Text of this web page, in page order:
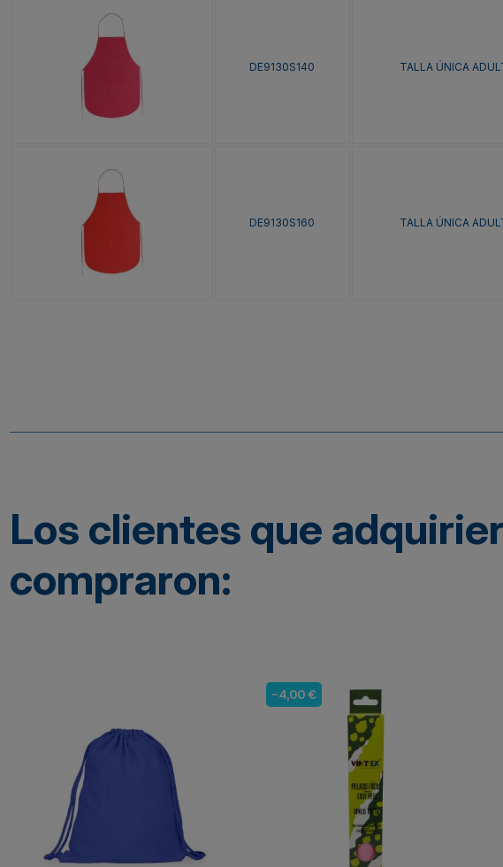
DE9130S140 TALLA ÚNICA
DE9130S160 TALLA ÚNICA
Los clientes que
compraron:
-4,00 €